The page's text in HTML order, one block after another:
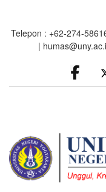
main
Telepon : +62-274-
|
0%
read